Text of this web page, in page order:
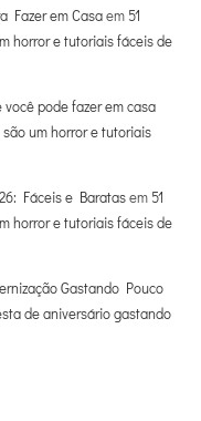
Fazer em Casaem 51
horror e tutoriais fáceis de
pode fazer em casa
um horror e tutoriais
Fáceis e Baratasem 51
horror e tutoriais fáceis de
Gastando Pouco
de aniversário gastando